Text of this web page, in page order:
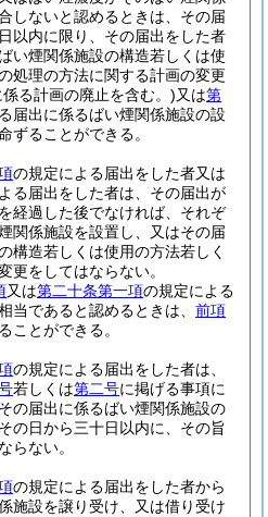
しないと認めるときは、その届
以内に限り、その届出をした者
い煙関係施設の構造若しくは使
処理の方法に関する計画の変更
る計画の廃止を含む。)又は第
届出に係るばい煙関係施設の設
ずることができる。
の規定による届出をした者又は
る届出をした者は、その届出が
経過した後でなければ、それぞ
関係施設を設置し、又はその届
構造若しくは使用の方法若しく
更をしてはならない。
又は第二十条第一項の規定による
当であると認めるときは、 前項
ことができる。
の規定による届出をした者は、
若しくは第二号に掲げる事項に
の届出に係るばい煙関係施設の
の日から三十日以内に、その旨
らない。
の規定による届出をした者から
施設を譲り受け、又は借り受け